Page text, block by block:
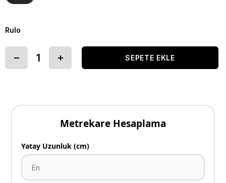
Rulo
Metrekare Hesaplama
Yatay Uzunluk (cm)